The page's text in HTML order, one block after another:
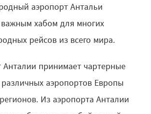
аэропорт Антальи
важным хабом для многих
рейсов из всего мира.
Анталии принимает чартерные
аэропортов Европы
Из аэропорта Анталии